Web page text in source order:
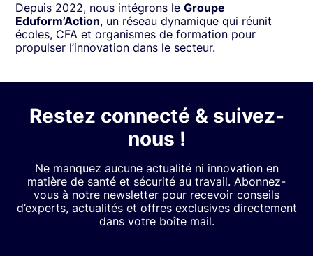
Depuis 2022, nous intégrons leGroupe
Eduform’Action, un réseau dynamique qui réunit
écoles, CFA et organismes de formation pour
propulser l’innovation dans le secteur.
Restez connecté & suivez-
nous !
Ne manquez aucune actualité ni innovation en
matière de santé et sécurité au travail. Abonnez-
vous à notre newsletter pour recevoir conseils
d’experts, actualités et offres exclusives directement
dans votre boîte mail.